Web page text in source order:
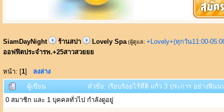
SiamDayNight ร้านสปา Lovely Spa (ผู้ดูแล: +Lovely+(ทุกวัน11:00-
ออฟฟิตประจำรพ.+25สาวสวยยย
หน้า: [1] ลงล่าง
ผู้เขียน
หัวข้อ: เรียบร้อยไร้ที่ติ แก้ว 3 ประการ อย่างฟิน
0 สมาชิก และ 1 บุคคลทั่วไป กำลังดูอยู่